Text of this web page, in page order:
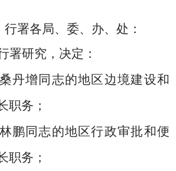
署各局、委、办、处：
署研究，决定：
丹增同志的地区边境建设和
职务；
鹏同志的地区行政审批和便
职务；